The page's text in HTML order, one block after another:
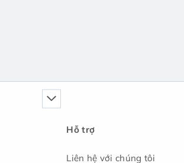
Hỗ trợ
Liên hệ với chúng tôi